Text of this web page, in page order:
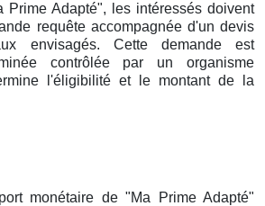
Prime Adapté", les intéressés doivent
requête accompagnée d'un devis
envisagés. Cette demande est
contrôlée par un organisme
l'éligibilité et le montant de la
monétaire de "Ma Prime Adapté"